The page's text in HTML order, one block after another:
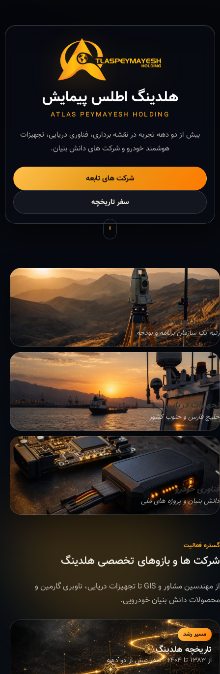
هلدینگ اطلس پیمایش
ATLAS PEYMAYESH HOLDING
بیش از دو دهه تجربه در نقشه برداری، فناوری دریایی، تجهیزات
هوشمند خودرو و شرکت های دانش بنیان.
شرکت های تابعه
سفر تاریخچه
نقشه برداری و GIS
رتبه یک سازمان برنامه و بودجه
تجهیزات دریایی
خلیج فارس و جنوب کشور
فناوری خودرو
دانش بنیان و پروژه های ملی
گستره فعالیت
شرکت ها و بازوهای تخصصی هلدینگ
از مهندسین مشاور و GIS تا تجهیزات دریایی، ناوبری گارمین و
محصولات دانش بنیان خودرویی.
مسیر رشد
تاریخچه هلدینگ
از ۱۳۸۳ تا ۱۴۰۴ - سفر بیش از دو دهه